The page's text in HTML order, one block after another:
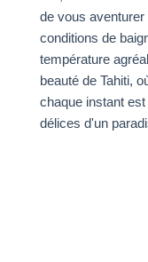
de vous
conditions de
température
beauté de Tahiti,
chaque instant
délices d'un